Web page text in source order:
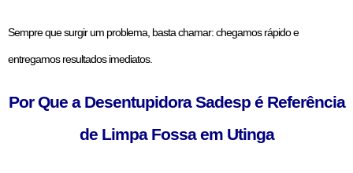
Sempre que surgir um problema, basta chamar: chegamos rápido e
entregamos resultados imediatos.
Por Que a Desentupidora Sadesp é Referência
de Limpa Fossa em Utinga